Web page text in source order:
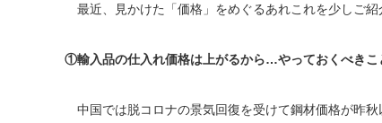
最近、見かけた「価格」をめぐるあれこれを少しご紹
①輸入品の仕入れ価格は上がるから…やっておくべきこ
中国では脱コロナの景気回復を受けて鋼材価格が昨